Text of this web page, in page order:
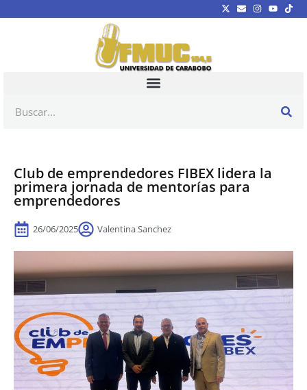
Club de emprendedores FIBEX lidera la
primera jornada de mentorías para
emprendedores
26/06/2025 Valentina Sanchez